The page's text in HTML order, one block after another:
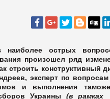
наиболее острых
произошел ряд
строить конструктивный
эксперт по
и выполнения
Украины(в рамках